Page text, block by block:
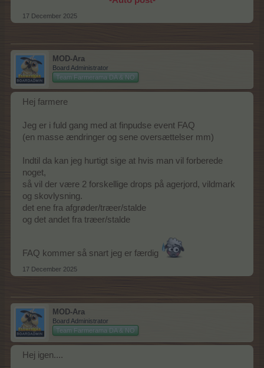
17 December 2025
MOD-Ara
Board Administrator
Team Farmerama DA & NO
Hej farmere
Jeg er i fuld gang med at finpudse event FAQ
(en masse ændringer og sene oversættelser mm)
Indtil da kan jeg hurtigt sige at hvis man vil forberede
noget,
så vil der være 2 forskellige drops på agerjord, vildmark
og skovlysning.
det ene fra afgrøder/træer/stalde
og det andet fra træer/stalde
FAQ kommer så snart jeg er færdig
17 December 2025
MOD-Ara
Board Administrator
Team Farmerama DA & NO
Hej igen....